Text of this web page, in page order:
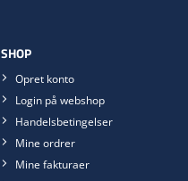
SHOP
Opret konto
Login på webshop
Handelsbetingelser
Mine ordrer
Mine fakturaer